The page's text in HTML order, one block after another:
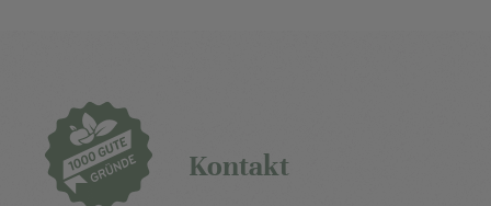
Kontakt